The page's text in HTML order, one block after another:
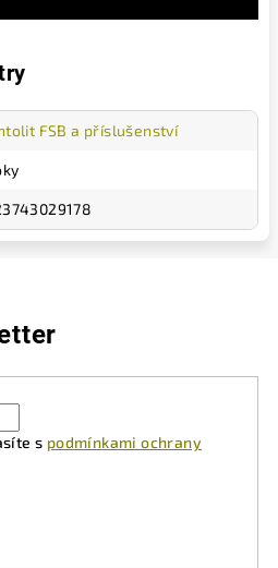
FSB a příslušenství
s podmínkami ochrany